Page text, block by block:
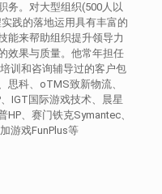
务。对大型组织(500人以
践的落地运用具有丰富的
能来帮助组织提升领导力
效果与质量。他常年担任
训和咨询辅导过的客户包
思科、oTMS致新物流、
IGT国际游戏技术、晨星
、赛门铁克Symantec、
游戏FunPlus等